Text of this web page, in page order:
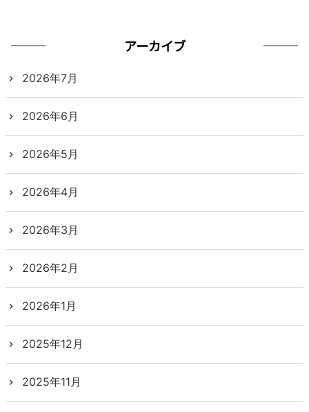
アーカイブ
2026年7月
2026年6月
2026年5月
2026年4月
2026年3月
2026年2月
2026年1月
2025年12月
2025年11月